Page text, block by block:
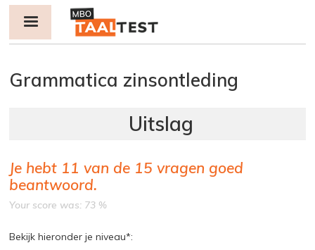
Grammatica zinsontleding
Je hebt 11 van de 15 vragen goed
beantwoord.
Your score was: 73 %
Bekijk hieronder je niveau*: